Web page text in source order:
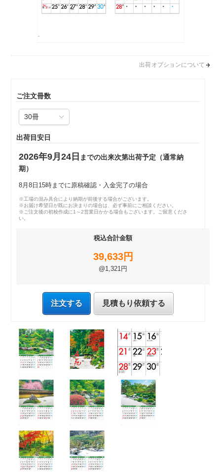
出荷オプションについて
ご注文冊数
出荷目安日
2026年9月24日 までの出来次第出荷予定（通常納
期）
8月8日15時までに原稿確認・入金完了の場合
※工場の混み具合により納期が前後する場合がございます。
※お届け希望日が既にお決まりの場合は、必ず事前にご相談ください。
※ご注文後の初校作成に1～2営業日かかる場合もございます。ご留意くださ
い。
税込合計金額
39,633円
@1,321円
注文する 見積もり依頼する